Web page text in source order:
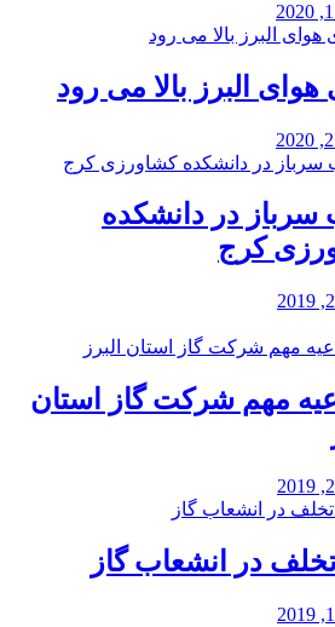
هوای البرز بالا می رود
در دانشکده
کرج
مهم شرکت گاز استان
در انشعاب گاز